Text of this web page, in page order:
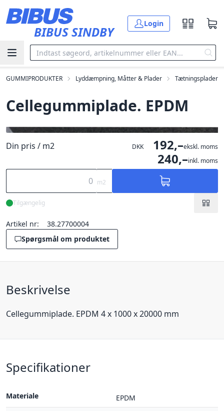
BIBUS SINDBY
Login
GUMMIPRODUKTER Lyddæmpning, Måtter & Plader Tætningsplader
Cellegummiplade. EPDM
Din pris / m2 DKK 192,–ekskl. moms
240,–inkl. moms
m2
Tilgængelig
Artikel nr:
38.27700004
Spørgsmål om produktet
Beskrivelse
Cellegummiplade. EPDM 4 x 1000 x 20000 mm
Specifikationer
Materiale
EPDM